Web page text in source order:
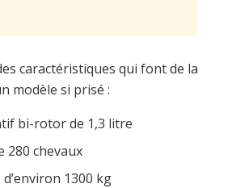
caractéristiques qui font de la
modèle si prisé :
bi-rotor de 1,3 litre
280 chevaux
1300 kg